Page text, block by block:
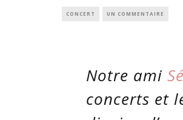
CONCERT UN COMMENTAIRE
Notre ami
concerts et